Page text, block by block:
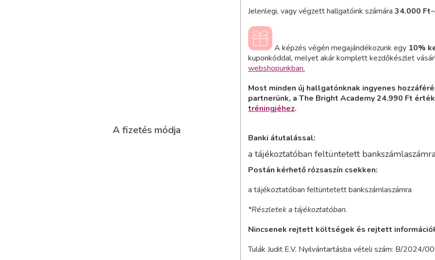
A fizetés módja
Jelenlegi, vagy végzett hallgatóink számára 34.000
A képzés végén megajándékozunk egy 10%
kuponkóddal, melyet akár komplett kezdőkészlet
webshopunkban.
Most minden új hallgatónknak ingyenes
partnerünk, a The Bright Academy 24.990 Ft
tréningjéhez.
Banki átutalással:
a tájékoztatóban feltüntetett
Postán kérhető rózsaszín csekken:
a tájékoztatóban feltüntetett bankszámlaszámra
*Részletek a tájékoztatóban.
Nincsenek rejtett költségek és rejtett
Tulák Judit E.V. Nyilvántartásba vételi szám: B/2024/